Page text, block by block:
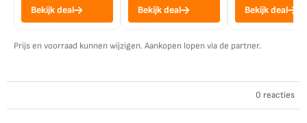
Bekijk deal Bekijk deal Bekijk deal
Prijs en voorraad kunnen wijzigen. Aankopen lopen via de partner.
0 reacties